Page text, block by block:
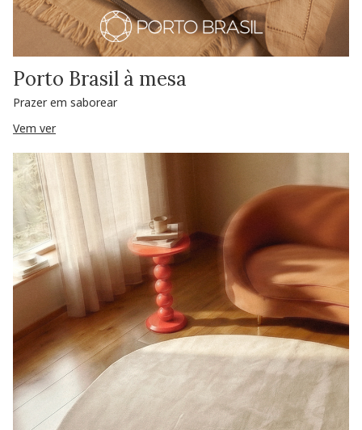
Porto Brasil à mesa
Prazer em saborear
Vem ver